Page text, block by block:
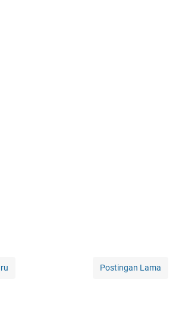
Postingan Lama